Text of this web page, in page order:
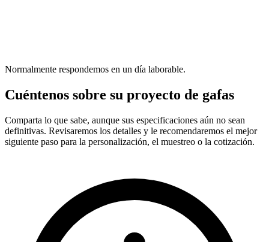
Normalmente respondemos en un día laborable.
Cuéntenos sobre su proyecto de gafas
Comparta lo que sabe, aunque sus especificaciones aún no sean
definitivas. Revisaremos los detalles y le recomendaremos el mejor
siguiente paso para la personalización, el muestreo o la cotización.